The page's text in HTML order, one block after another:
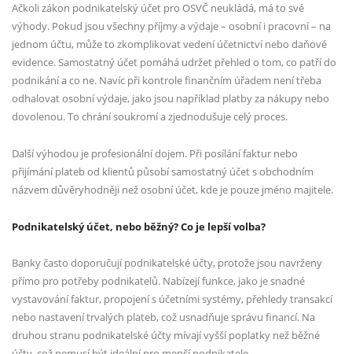
Ačkoli zákon podnikatelský účet pro OSVČ neukládá, má to své
výhody. Pokud jsou všechny příjmy a výdaje – osobní i pracovní – na
jednom účtu, může to zkomplikovat vedení účetnictví nebo daňové
evidence. Samostatný účet pomáhá udržet přehled o tom, co patří do
podnikání a co ne. Navíc při kontrole finančním úřadem není třeba
odhalovat osobní výdaje, jako jsou například platby za nákupy nebo
dovolenou. To chrání soukromí a zjednodušuje celý proces.
Další výhodou je profesionální dojem. Při posílání faktur nebo
přijímání plateb od klientů působí samostatný účet s obchodním
názvem důvěryhodněji než osobní účet, kde je pouze jméno majitele.
Podnikatelský účet, nebo běžný? Co je lepší volba?
Banky často doporučují podnikatelské účty, protože jsou navrženy
přímo pro potřeby podnikatelů. Nabízejí funkce, jako je snadné
vystavování faktur, propojení s účetními systémy, přehledy transakcí
nebo nastavení trvalých plateb, což usnadňuje správu financí. Na
druhou stranu podnikatelské účty mívají vyšší poplatky než běžné